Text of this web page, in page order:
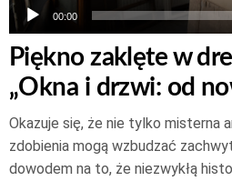
00:00
Piękno zaklęte w
„Okna i drzwi: od
Okazuje się, że nie tylko misterna
zdobienia mogą wzbudzać
dowodem na to, że niezwykłą